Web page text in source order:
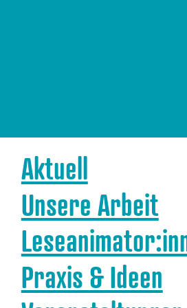
Aktuell
Unsere Arbeit
Praxis & Ideen